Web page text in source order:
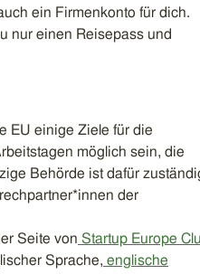
ein Firmenkonto für dich.
nur einen Reisepass und
EU einige Ziele für die
möglich sein, die
Behörde ist dafür
der
Seite von Startup Europe
Sprache, englische